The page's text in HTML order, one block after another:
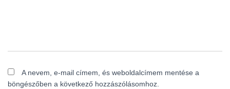
A nevem, e-mail címem, és weboldalcímem mentése a
böngészőben a következő hozzászólásomhoz.